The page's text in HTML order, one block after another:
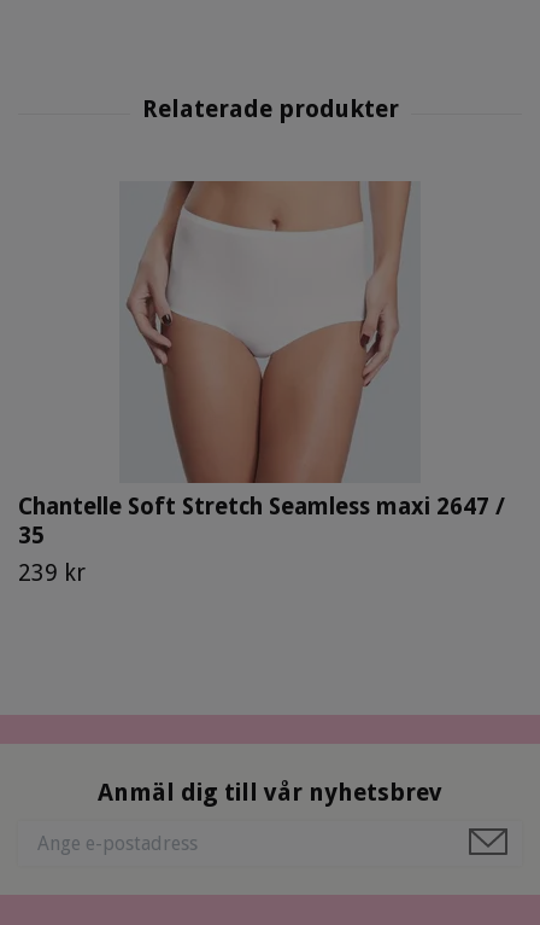
Chantelle Soft Stretch Seamless maxi 2647 /
35
239 kr
Anmäl dig till vår nyhetsbrev